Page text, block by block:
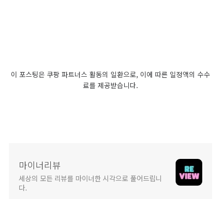
이 포스팅은 쿠팡 파트너스 활동의 일환으로, 이에 따른 일정액의 수수
료를 제공받습니다.
마이너리뷰
세상의 모든 리뷰를 마이너한 시각으로 풀어드립니
다.